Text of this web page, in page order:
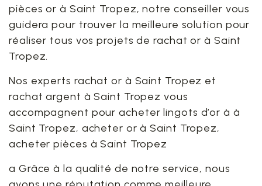
pièces or à Saint Tropez, notre conseiller vous
guidera pour trouver la meilleure solution pour
réaliser tous vos projets de rachat or à Saint
Tropez.
Nos experts rachat or à Saint Tropez et
rachat argent à Saint Tropez vous
accompagnent pour acheter lingots d’or à à
Saint Tropez, acheter or à Saint Tropez,
acheter pièces à Saint Tropez
a Grâce à la qualité de notre service, nous